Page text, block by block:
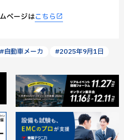
ページはこちら
#自動車メーカ #2025年9月1日